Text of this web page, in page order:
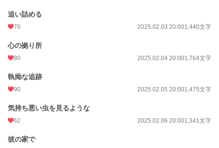
追い詰める
70 2025.02.03 20:001,440文字
心の拠り所
80 2025.02.04 20:001,764文字
執拗な追跡
90 2025.02.05 20:001,475文字
気持ち悪い虫を見るような
62 2025.02.06 20:001,341文字
彼の家で